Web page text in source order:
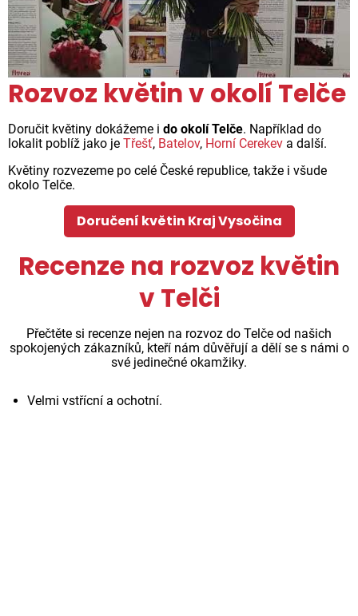
Rozvoz květin v okolí Telče
Doručit květiny dokážeme i do okolí Telče. Například do
lokalit poblíž jako je Třešť, Batelov, Horní Cerekev a další.
Květiny rozvezeme po celé České republice, takže i všude
okolo Telče.
Doručení květin Kraj Vysočina
Recenze na rozvoz květin
v Telči
Přečtěte si recenze nejen na rozvoz do Telče od našich
spokojených zákazníků, kteří nám důvěřují a dělí se s námi o
své jedinečné okamžiky.
Velmi vstřícní a ochotní.